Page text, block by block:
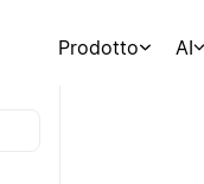
Prodotto AI